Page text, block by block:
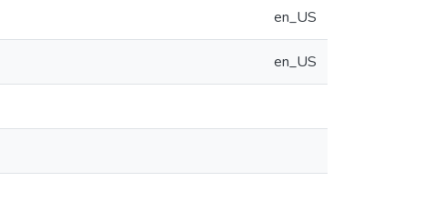
en_US
en_US